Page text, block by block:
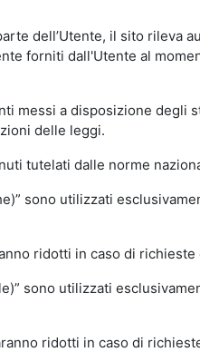
dell’Utente, il sito rileva
forniti dall'Utente al
messi a disposizione degli
delle leggi.
tutelati dalle norme
sono utilizzati
ridotti in caso di richieste
sono utilizzati
ridotti in caso di